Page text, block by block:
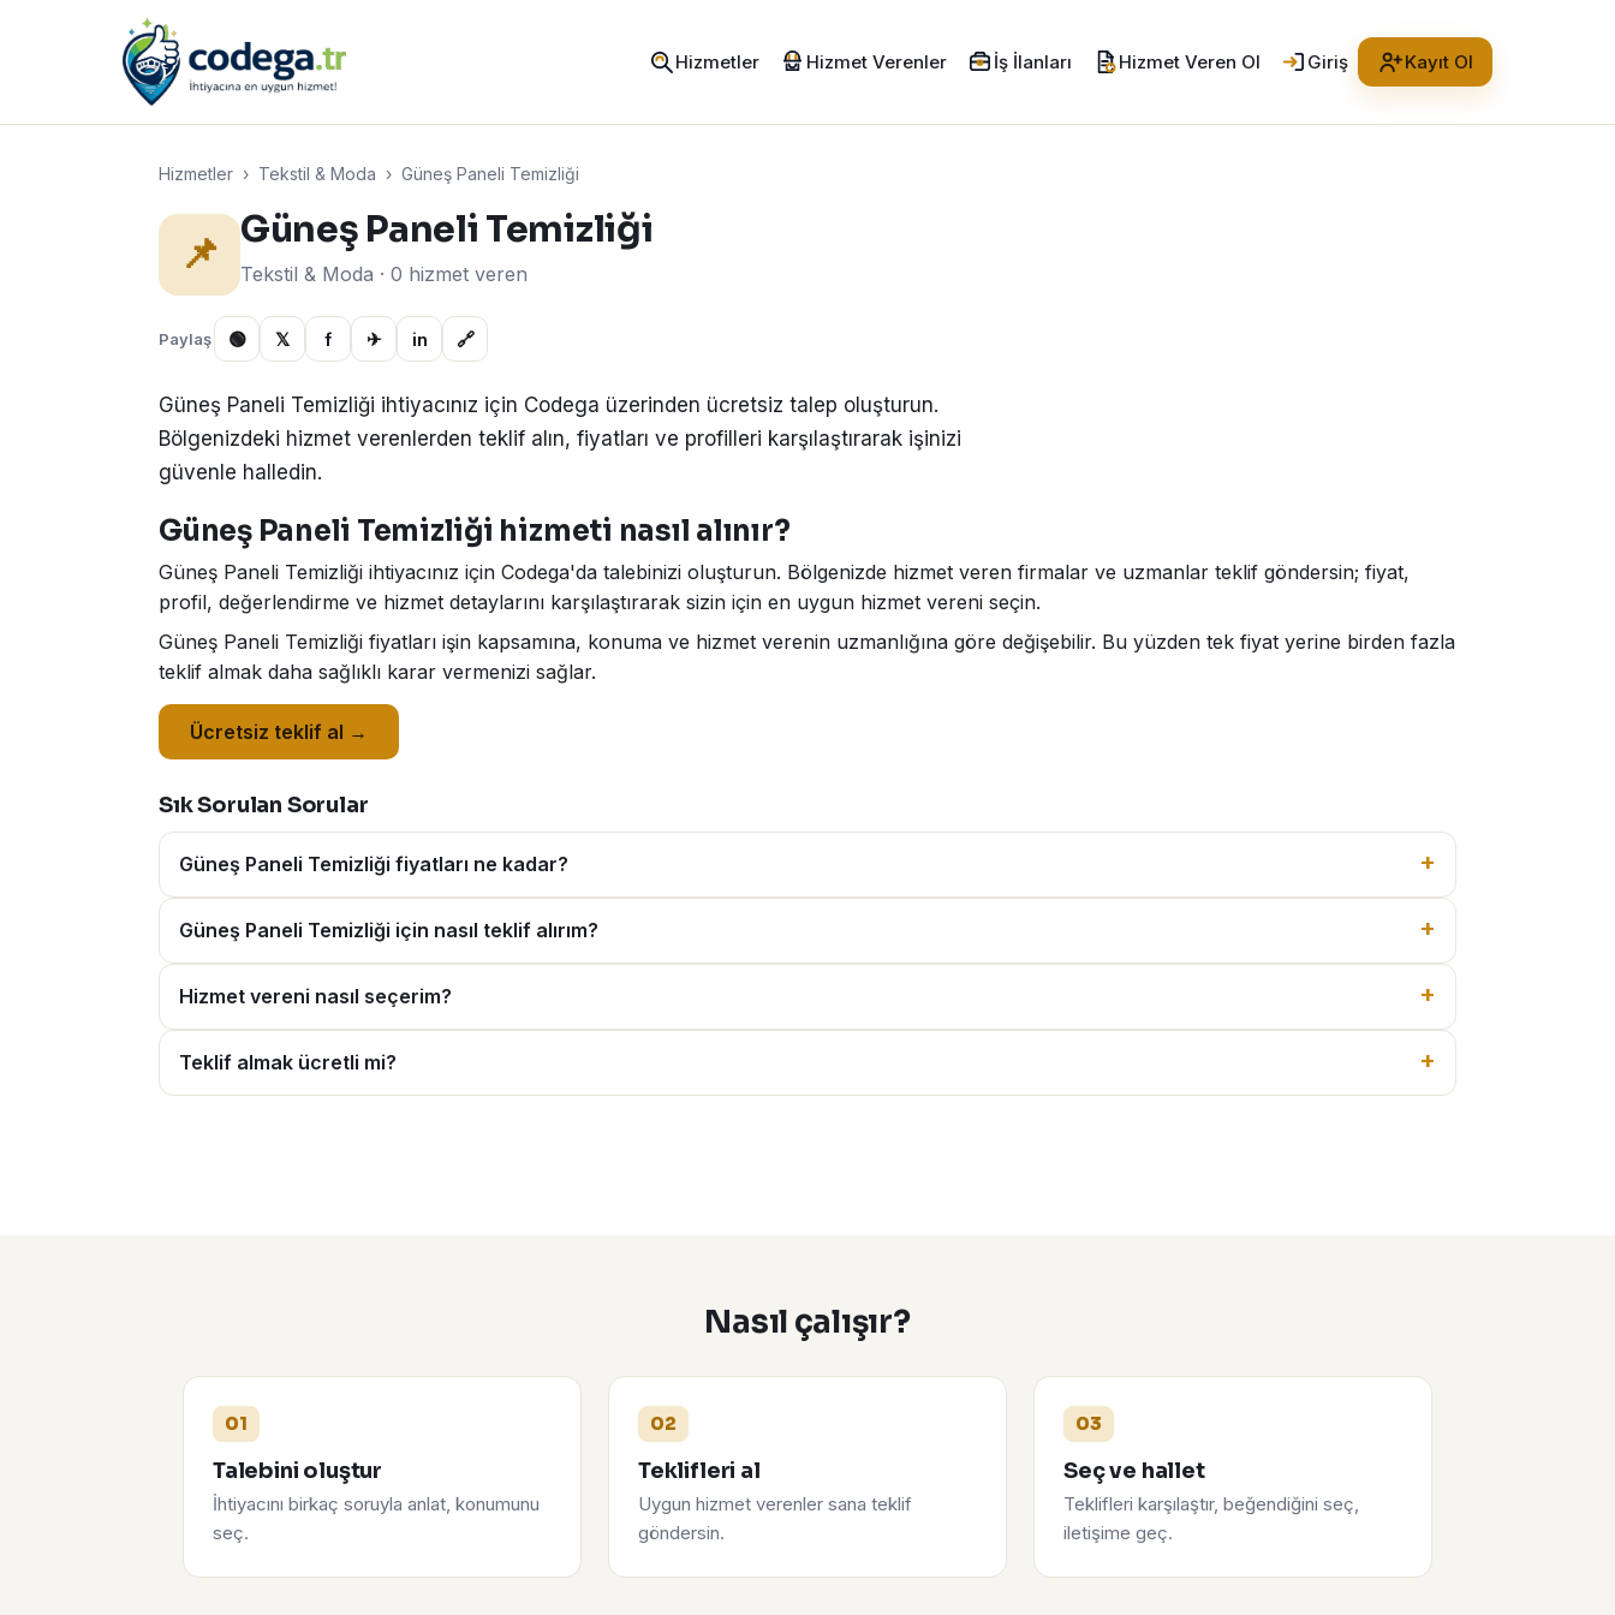
Hizmetler Hizmet Verenler İş İlanları Hizmet Veren Ol Giriş Kayıt Ol
Hizmetler › Tekstil & Moda › Güneş Paneli Temizliği
📌 Güneş Paneli Temizliği
Tekstil & Moda · 0 hizmet veren
Paylaş 🟢 𝕏 f ✈ in 🔗
Güneş Paneli Temizliği ihtiyacınız için Codega üzerinden ücretsiz talep oluşturun.
Bölgenizdeki hizmet verenlerden teklif alın, fiyatları ve profilleri karşılaştırarak işinizi
güvenle halledin.
Güneş Paneli Temizliği hizmeti nasıl alınır?
Güneş Paneli Temizliği ihtiyacınız için Codega'da talebinizi oluşturun. Bölgenizde hizmet veren firmalar ve uzmanlar teklif göndersin; fiyat,
profil, değerlendirme ve hizmet detaylarını karşılaştırarak sizin için en uygun hizmet vereni seçin.
Güneş Paneli Temizliği fiyatları işin kapsamına, konuma ve hizmet verenin uzmanlığına göre değişebilir. Bu yüzden tek fiyat yerine birden fazla
teklif almak daha sağlıklı karar vermenizi sağlar.
Ücretsiz teklif al →
Sık Sorulan Sorular
Güneş Paneli Temizliği fiyatları ne kadar?
Güneş Paneli Temizliği için nasıl teklif alırım?
Hizmet vereni nasıl seçerim?
Teklif almak ücretli mi?
Nasıl çalışır?
01
Talebini oluştur
İhtiyacını birkaç soruyla anlat, konumunu
seç.
02
Teklifleri al
Uygun hizmet verenler sana teklif
göndersin.
03
Seç ve hallet
Teklifleri karşılaştır, beğendiğini seç,
iletişime geç.